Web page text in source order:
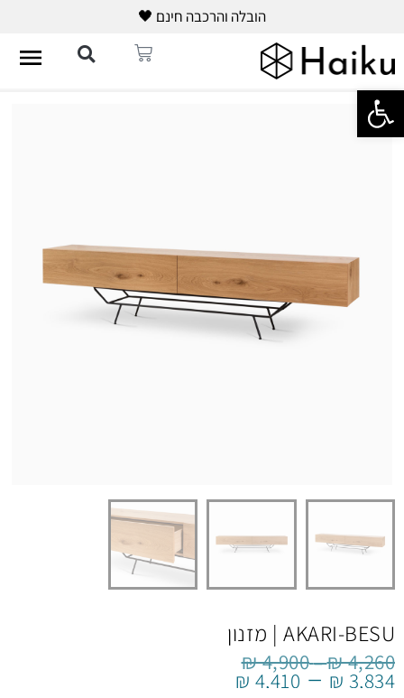
הובלה והרכבה חינם 🖤
AKARI-BESU | מזנון
₪4,260
–
₪4,900
₪ 3,834
–
₪ 4,410
פתח סרגל נגישות